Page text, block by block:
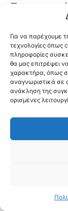
Για να παρέχουμε
τεχνολογίες όπως
πληροφορίες
θα μας επιτρέψει
χαρακτήρα, όπως
αναγνωριστικά σε
ανάκληση της
ορισμένες
στην
τους